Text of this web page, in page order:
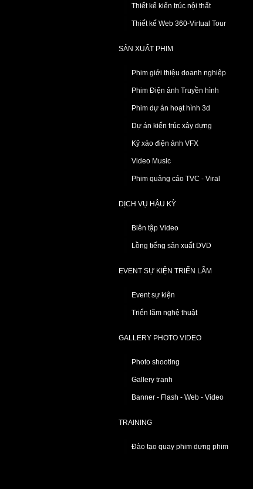
Thiết kế kiến trúc nội thất
Thiết kế Web 360-Virtual Tour
SẢN XUẤT PHIM
Phim giới thiệu doanh nghiệp
Phim Điện ảnh Truyền hình
Phim dự án hoạt hình 3d
Dự án kiến trúc xây dựng
Kỹ xảo điện ảnh VFX
Video Music
Phim quảng cáo TVC - Viral
DỊCH VỤ HẬU KỲ
Biên tập Video
Lồng tiếng sản xuất DVD
EVENT SỰ KIỆN TRIỂN LÃM
Event sự kiện
Triển lãm nghệ thuật
GALLERY PHOTO VIDEO
Photo shooting
Gallery tranh
Banner - Flash - Web - Video
TRAINING
Đào tạo quay phim dựng phim